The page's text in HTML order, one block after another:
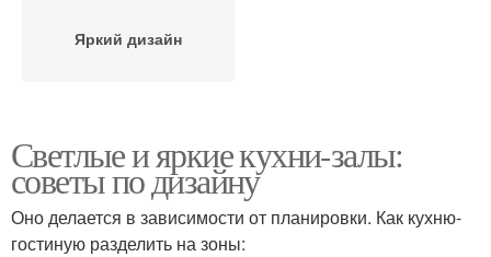
Яркий дизайн
Светлые и яркие кухни-залы:
советы по дизайну
Оно делается в зависимости от планировки. Как кухню-
гостиную разделить на зоны: